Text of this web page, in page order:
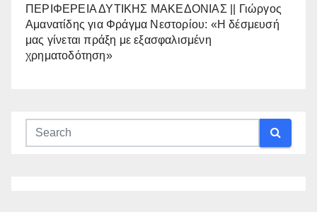
ΠΕΡΙΦΕΡΕΙΑ ΔΥΤΙΚΗΣ ΜΑΚΕΔΟΝΙΑΣ || Γιώργος
Αμανατίδης για Φράγμα Νεστορίου: «Η δέσμευσή
μας γίνεται πράξη με εξασφαλισμένη
χρηματοδότηση»